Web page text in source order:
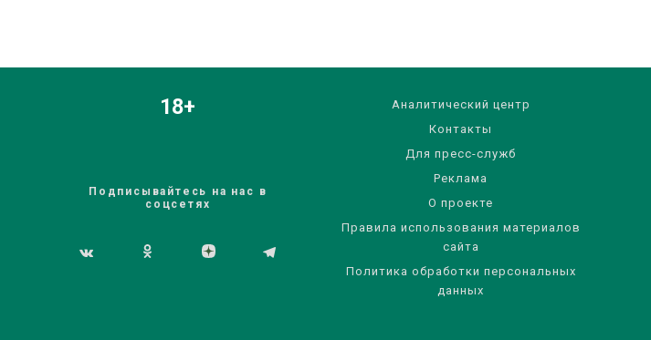
18+
Подписывайтесь на нас в
соцсетях
Аналитический центр
Контакты
Для пресс-служб
Реклама
О проекте
Правила использования материалов
сайта
Политика обработки персональных
данных